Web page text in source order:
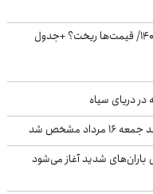
دریای سیاه
مشخص شد
باران‌های شدید آغاز می‌شود